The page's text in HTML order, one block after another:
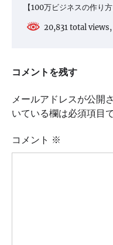
【100万ビジネスの作り
20,831 total
コメントを残す
メールアドレスが公開
いている欄は必須項目
コメント ※